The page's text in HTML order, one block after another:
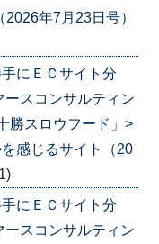
年7月23日号）
にＥＣサイト分
スコンサルティン
スロウフード」>
感じるサイト（20
にＥＣサイト分
スコンサルティン